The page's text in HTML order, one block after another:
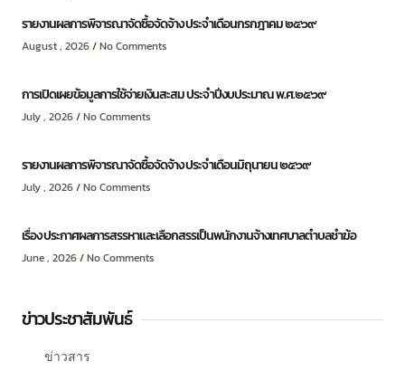
รายงานผลการพิจารณาจัดซื้อจัดจ้าง ประจำเดือนกรกฎาคม ๒๕๖๙
August , 2026 No Comments
การเปิดเผยข้อมูลการใช้จ่ายเงินสะสม ประจำปีงบประมาณ พ.ศ.๒๕๖๙
July , 2026 No Comments
รายงานผลการพิจารณาจัดซื้อจัดจ้าง ประจำเดือนมิถุนายน ๒๕๖๙
July , 2026 No Comments
เรื่อง ประกาศผลการสรรหาและเลือกสรรเป็นพนักงานจ้างเทศบาลตำบลชำฆ้อ
June , 2026 No Comments
ข่าวประชาสัมพันธ์
ข่าวสาร